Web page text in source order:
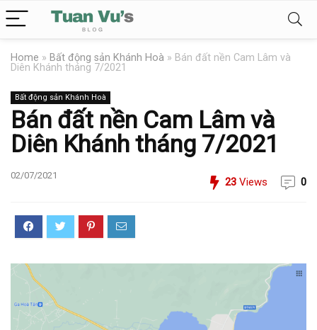
Home » Bất động sản Khánh Hoà » Bán đất nền Cam Lâm và
Diên Khánh tháng 7/2021
Bất động sản Khánh Hoà
Bán đất nền Cam Lâm và
Diên Khánh tháng 7/2021
02/07/2021
23 Views 0